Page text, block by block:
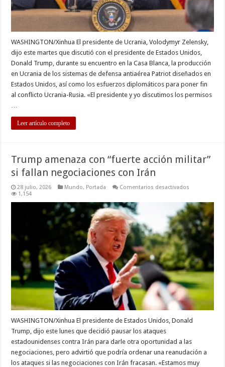
WASHINGTON/Xinhua El presidente de Ucrania, Volodymyr Zelensky,
dijo este martes que discutió con el presidente de Estados Unidos,
Donald Trump, durante su encuentro en la Casa Blanca, la producción
en Ucrania de los sistemas de defensa antiaérea Patriot diseñados en
Estados Unidos, así como los esfuerzos diplomáticos para poner fin
al conflicto Ucrania-Rusia. «El presidente y yo discutimos los permisos
…
Leer artículo completo
Trump amenaza con “fuerte acción militar”
si fallan negociaciones con Irán
28 julio, 2026 Mundo, Portada Comentarios desactivados
con
“fuerte
acción
militar”
si
con
Irán
1,154
WASHINGTON/Xinhua El presidente de Estados Unidos, Donald
Trump, dijo este lunes que decidió pausar los ataques
estadounidenses contra Irán para darle otra oportunidad a las
negociaciones, pero advirtió que podría ordenar una reanudación a
los ataques si las negociaciones con Irán fracasan. «Estamos muy